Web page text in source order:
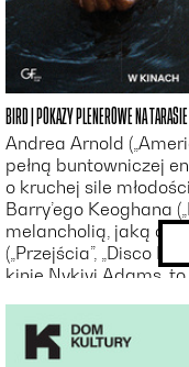
BIRD | POKAZY PLENEROWE NA TARASIE
Andrea Arnold
pełną buntowniczej
o kruchej sile
Barry’ego Keoghana
melancholią, jaką do
(„Przejścia”, „Disco
kinie Nykiyi Adams,
12-letnia Bailey
do głów ojcem,